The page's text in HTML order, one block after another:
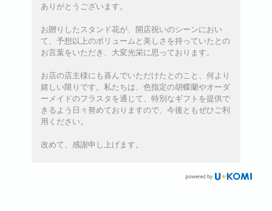
ありがとうございます。
お贈りしたスタンド花が、開店祝いのシーンにおい
て、予想以上のボリュームと美しさを持っていたとの
お言葉をいただき、大変光栄に思っております。
お店の店主様にも喜んでいただけたとのこと、何より
嬉しい限りです。私たちは、色指定の胡蝶蘭やオーダ
ーメイドのフラスタを通じて、特別なギフトを提供で
きるよう日々努めておりますので、今後ともぜひご利
用ください。
改めて、感謝申し上げます。